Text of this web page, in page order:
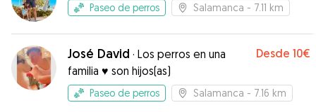
ella Paseo de perros Salamanca - 7.11 km
José David · Los perros en una
familia ♥️ son hijos(as)
Desde 10€
Paseo de perros Salamanca - 7.16 km